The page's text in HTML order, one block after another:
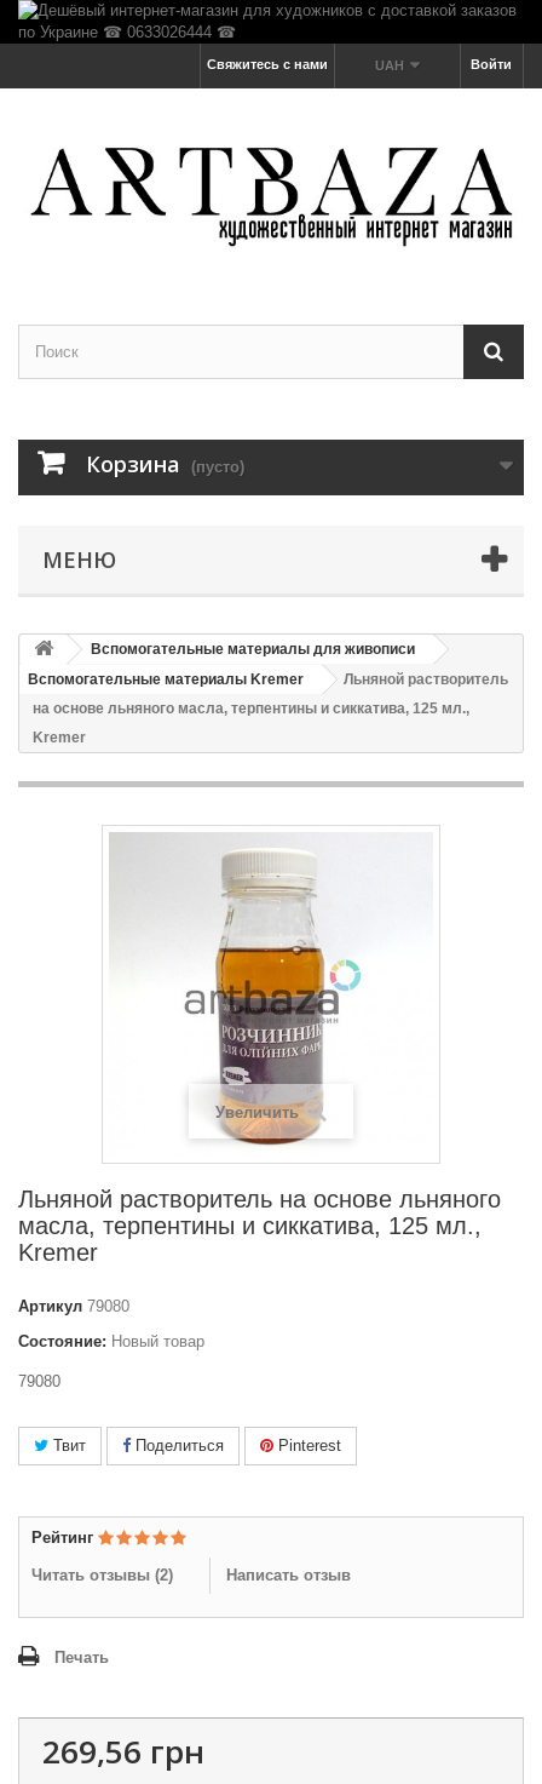
Войти
UAH
Свяжитесь с нами
Корзина (пусто)
МЕНЮ
Вспомогательные материалы для живописи
Вспомогательные материалы Kremer
Льняной растворитель
на основе льняного масла, терпентины и сиккатива, 125 мл.,
Kremer
Увеличить
Льняной растворитель на основе льняного
масла, терпентины и сиккатива, 125 мл.,
Kremer
Артикул 79080
Состояние: Новый товар
79080
Твит Поделиться Pinterest
Рейтинг
Читать отзывы (2) Написать отзыв
Печать
269,56 грн